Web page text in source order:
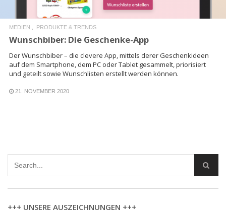
MEDIEN PRODUKTE & TRENDS
Wunschbiber: Die Geschenke-App
Der Wunschbiber – die clevere App, mittels derer Geschenkideen
auf dem Smartphone, dem PC oder Tablet gesammelt, priorisiert
und geteilt sowie Wunschlisten erstellt werden können.
21. NOVEMBER 2020
+++ UNSERE AUSZEICHNUNGEN +++